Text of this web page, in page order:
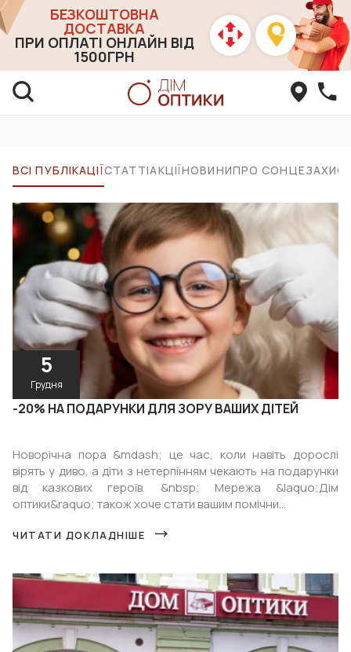
БЕЗКОШТОВНА
ДОСТАВКА
ПРИ ОПЛАТІ ОНЛАЙН ВІД
1500ГРН
ВСІ ПУБЛІКАЦІЇСТАТТІАКЦІЇНОВИНИПРО
5
Грудня
-20% НА ПОДАРУНКИ ДЛЯ ЗОРУ ВАШИХ ДІТЕЙ
Новорічна пора &mdash; це час, коли навіть дорослі
вірять у диво, а діти з нетерпінням чекають на подарунки
від казкових героїв. &nbsp; Мережа &laquo;Дім
оптики&raquo; також хоче стати вашим помічни...
ЧИТАТИ ДОКЛАДНІШЕ